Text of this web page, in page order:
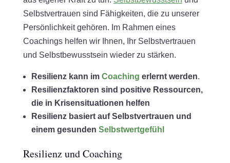
Selbstvertrauen sind Fähigkeiten, die zu unserer
Persönlichkeit gehören. Im Rahmen eines
Coachings helfen wir Ihnen, Ihr Selbstvertrauen
und Selbstbewusstsein wieder zu stärken.
Resilienz kann im Coaching erlernt werden.
Resilienzfaktoren sind positive Ressourcen,
die in Krisensituationen helfen
Resilienz basiert auf Selbstvertrauen und
einem gesunden Selbstwertgefühl
Resilienz und Coaching